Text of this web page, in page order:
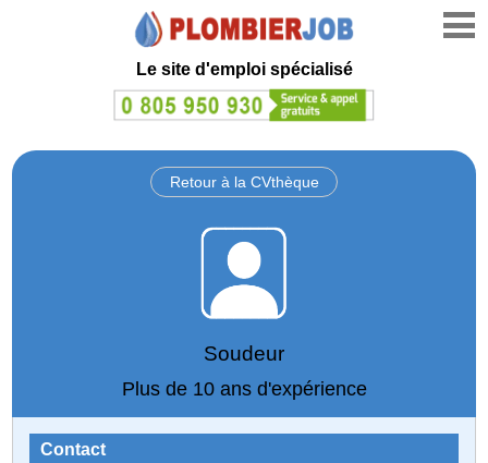
Le site d'emploi spécialisé
Retour à la CVthèque
Soudeur
Plus de 10 ans d'expérience
Contact